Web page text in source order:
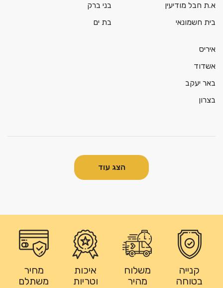
א.ת חבל מודיעין
בית חשמונאי
בני ברק
בת ים
איריס
אשדוד
באר יעקב
בצרון
הצג עוד
קנייה
בטוחה
משלוח
מהיר
איכות
וטריות
מחיר
משתלם